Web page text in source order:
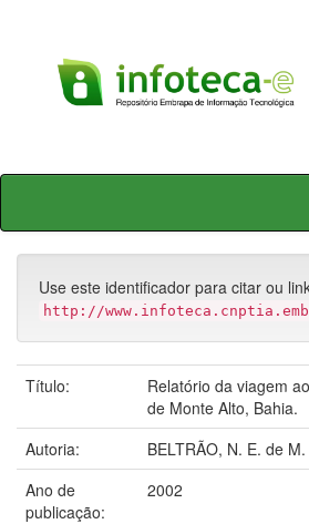
Skip
Use este identificador para citar ou
http://
Título:
Relatório da viagem
de Monte Alto, Bahia.
Autoria:
BELTRÃO, N. E. de M.
Ano de
publicação:
2002